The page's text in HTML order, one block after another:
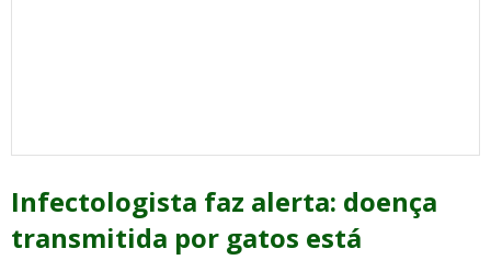
Infectologista faz alerta: doença
transmitida por gatos está